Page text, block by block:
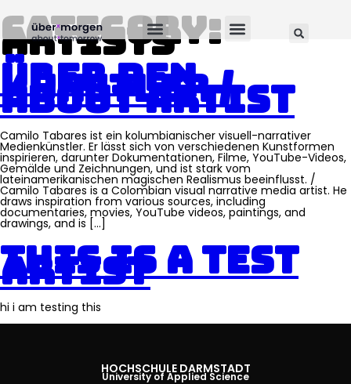
Category:
Artists
Über den
Künstler /
About Artist
Camilo Tabares ist ein kolumbianischer visuell-narrativer
Medienkünstler. Er lässt sich von verschiedenen Kunstformen
inspirieren, darunter Dokumentationen, Filme, YouTube-Videos,
Gemälde und Zeichnungen, und ist stark vom
lateinamerikanischen magischen Realismus beeinflusst. /
Camilo Tabares is a Colombian visual narrative media artist. He
draws inspiration from various sources, including
documentaries, movies, YouTube videos, paintings, and
drawings, and is […]
This is a test
artist
hi i am testing this
HOCHSCHULE DARMSTADT​
University of Applied Science